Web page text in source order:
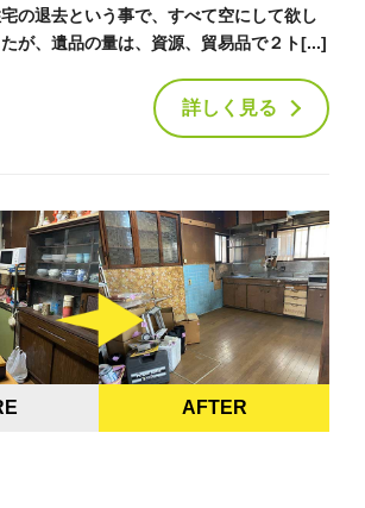
の退去という事で、すべて空にして欲し
が、遺品の量は、資源、貿易品で２ト[...]
詳しく見る
AFTER